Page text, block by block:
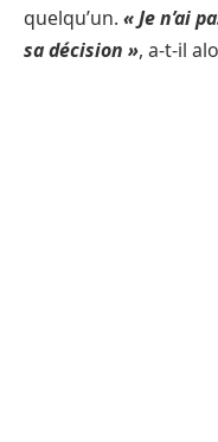
quelqu’un. « Je n’ai
sa décision », a-t-il